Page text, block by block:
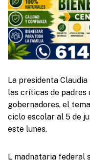
La presidenta
las críticas de padres
gobernadores, el
ciclo escolar al 5 de
este lunes.
L madnataria federal